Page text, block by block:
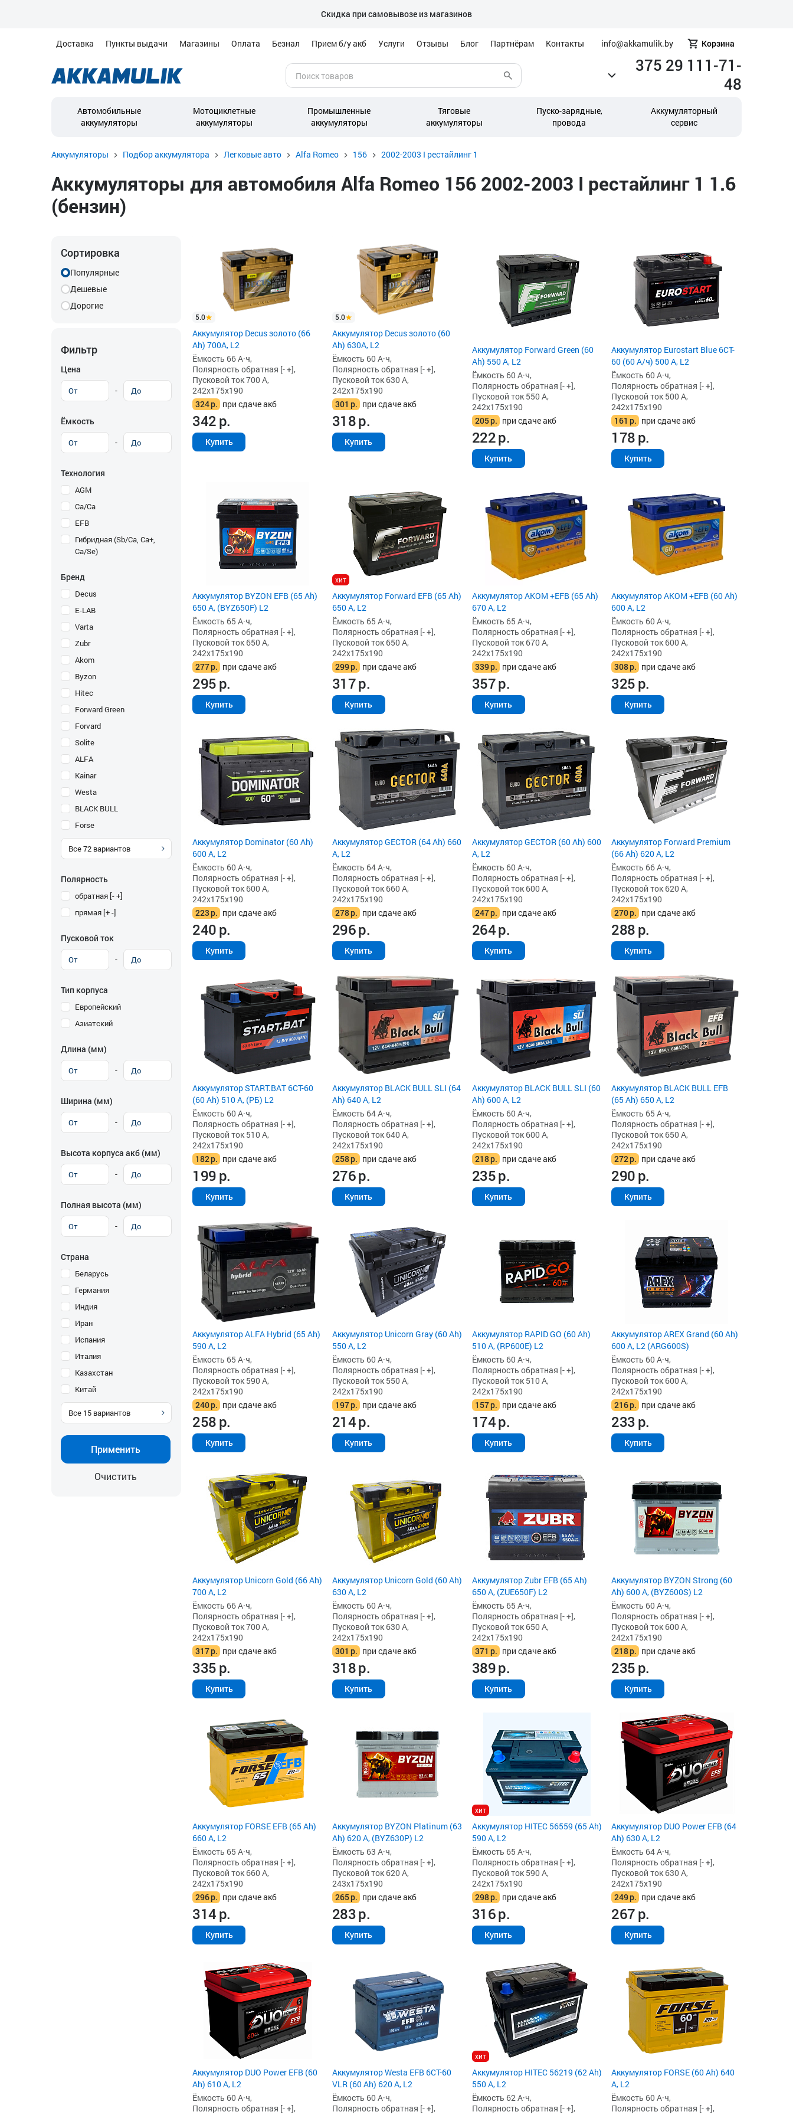
Скидка при самовывозе из магазинов
Доставка Пункты выдачи Магазины Оплата Безнал Прием б/у акб Услуги Отзывы Блог Партнёрам Контакты info@akkamulik.by Корзина
375 29 111-71-
48
Автомобильные
аккумуляторы
Мотоциклетные
аккумуляторы
Промышленные
аккумуляторы
Тяговые
аккумуляторы
Пуско-зарядные,
провода
Аккумуляторный
сервис
Аккумуляторы Подбор аккумулятора Легковые авто Alfa Romeo 156 2002-2003 I рестайлинг 1
Аккумуляторы для автомобиля Alfa Romeo 156 2002-2003 I рестайлинг 1 1.6
(бензин)
Сортировка
Популярные
Дешевые
Дорогие
Фильтр
Цена
-
Ёмкость
-
Технология
AGM
Ca/Ca
EFB
Гибридная (Sb/Ca, Ca+,
Ca/Se)
Бренд
Decus
E-LAB
Varta
Zubr
Akom
Byzon
Hitec
Forward Green
Forvard
Solite
ALFA
Kainar
Westa
BLACK BULL
Forse
Все72 вариантов
Полярность
обратная [- +]
прямая [+ -]
Пусковой ток
-
Тип корпуса
Европейский
Азиатский
Длина (мм)
-
Ширина (мм)
-
Высота корпуса акб (мм)
-
Полная высота (мм)
-
Страна
Беларусь
Германия
Индия
Иран
Испания
Италия
Казахстан
Китай
Все 15 вариантов
Применить
Очистить
5.0
Аккумулятор Decus золото (66
Ah) 700A, L2
Ёмкость 66 А·ч,
Полярность обратная [- +],
Пусковой ток 700 А,
242x175x190
324р. при сдаче акб
342р.
Купить
5.0
Аккумулятор Decus золото (60
Ah) 630A, L2
Ёмкость 60 А·ч,
Полярность обратная [- +],
Пусковой ток 630 А,
242x175x190
301 р. при сдаче акб
318р.
Купить
Аккумулятор Forward Green (60
Ah) 550 А, L2
Ёмкость 60 А·ч,
Полярность обратная [- +],
Пусковой ток 550 А,
242x175x190
205р. при сдаче акб
222р.
Купить
Аккумулятор Eurostart Blue 6CT-
60 (60 А/ч) 500 А, L2
Ёмкость 60 А·ч,
Полярность обратная [- +],
Пусковой ток 500 А,
242x175x190
161 р. при сдаче акб
178р.
Купить
Аккумулятор BYZON EFB (65 Ah)
650 А, (BYZ650F) L2
Ёмкость 65 А·ч,
Полярность обратная [- +],
Пусковой ток 650 А,
242x175x190
277р. при сдаче акб
295р.
Купить
хит
Аккумулятор Forward EFB (65 Ah)
650 А, L2
Ёмкость 65 А·ч,
Полярность обратная [- +],
Пусковой ток 650 А,
242x175x190
299р. при сдаче акб
317р.
Купить
Аккумулятор AKOM +EFB (65 Ah)
670 А, L2
Ёмкость 65 А·ч,
Полярность обратная [- +],
Пусковой ток 670 А,
242x175x190
339р. при сдаче акб
357р.
Купить
Аккумулятор AKOM +EFB (60 Ah)
600 А, L2
Ёмкость 60 А·ч,
Полярность обратная [- +],
Пусковой ток 600 А,
242x175x190
308р. при сдаче акб
325р.
Купить
Аккумулятор Dominator (60 Ah)
600 А, L2
Ёмкость 60 А·ч,
Полярность обратная [- +],
Пусковой ток 600 А,
242x175x190
223р. при сдаче акб
240р.
Купить
Аккумулятор GECTOR (64 Ah) 660
А, L2
Ёмкость 64 А·ч,
Полярность обратная [- +],
Пусковой ток 660 А,
242x175x190
278р. при сдаче акб
296р.
Купить
Аккумулятор GECTOR (60 Ah) 600
А, L2
Ёмкость 60 А·ч,
Полярность обратная [- +],
Пусковой ток 600 А,
242x175x190
247р. при сдаче акб
264р.
Купить
Аккумулятор Forward Premium
(66 Ah) 620 А, L2
Ёмкость 66 А·ч,
Полярность обратная [- +],
Пусковой ток 620 А,
242x175x190
270р. при сдаче акб
288р.
Купить
Аккумулятор START.BAT 6СТ-60
(60 Ah) 510 А, (РБ) L2
Ёмкость 60 А·ч,
Полярность обратная [- +],
Пусковой ток 510 А,
242x175x190
182р. при сдаче акб
199р.
Купить
Аккумулятор BLACK BULL SLI (64
Ah) 640 А, L2
Ёмкость 64 А·ч,
Полярность обратная [- +],
Пусковой ток 640 А,
242x175x190
258р. при сдаче акб
276р.
Купить
Аккумулятор BLACK BULL SLI (60
Ah) 600 А, L2
Ёмкость 60 А·ч,
Полярность обратная [- +],
Пусковой ток 600 А,
242x175x190
218р. при сдаче акб
235р.
Купить
Аккумулятор BLACK BULL EFB
(65 Ah) 650 А, L2
Ёмкость 65 А·ч,
Полярность обратная [- +],
Пусковой ток 650 А,
242x175x190
272р. при сдаче акб
290р.
Купить
Аккумулятор ALFA Hybrid (65 Ah)
590 А, L2
Ёмкость 65 А·ч,
Полярность обратная [- +],
Пусковой ток 590 А,
242x175x190
240р. при сдаче акб
258р.
Купить
Аккумулятор Unicorn Gray (60 Ah)
550 А, L2
Ёмкость 60 А·ч,
Полярность обратная [- +],
Пусковой ток 550 А,
242x175x190
197р. при сдаче акб
214р.
Купить
Аккумулятор RAPID GO (60 Ah)
510 А, (RP600E) L2
Ёмкость 60 А·ч,
Полярность обратная [- +],
Пусковой ток 510 А,
242x175x190
157р. при сдаче акб
174р.
Купить
Аккумулятор AREX Grand (60 Ah)
600 А, L2 (ARG600S)
Ёмкость 60 А·ч,
Полярность обратная [- +],
Пусковой ток 600 А,
242x175x190
216р. при сдаче акб
233р.
Купить
Аккумулятор Unicorn Gold (66 Ah)
700 А, L2
Ёмкость 66 А·ч,
Полярность обратная [- +],
Пусковой ток 700 А,
242x175x190
317р. при сдаче акб
335р.
Купить
Аккумулятор Unicorn Gold (60 Ah)
630 А, L2
Ёмкость 60 А·ч,
Полярность обратная [- +],
Пусковой ток 630 А,
242x175x190
301 р. при сдаче акб
318р.
Купить
Аккумулятор Zubr EFB (65 Ah)
650 А, (ZUE650F) L2
Ёмкость 65 А·ч,
Полярность обратная [- +],
Пусковой ток 650 А,
242x175x190
371 р. при сдаче акб
389р.
Купить
Аккумулятор BYZON Strong (60
Ah) 600 А, (BYZ600S) L2
Ёмкость 60 А·ч,
Полярность обратная [- +],
Пусковой ток 600 А,
242x175x190
218р. при сдаче акб
235р.
Купить
Аккумулятор FORSE EFB (65 Ah)
660 А, L2
Ёмкость 65 А·ч,
Полярность обратная [- +],
Пусковой ток 660 А,
242x175x190
296р. при сдаче акб
314р.
Купить
Аккумулятор BYZON Platinum (63
Ah) 620 А, (BYZ630P) L2
Ёмкость 63 А·ч,
Полярность обратная [- +],
Пусковой ток 620 А,
243x175x190
265р. при сдаче акб
283р.
Купить
хит
Аккумулятор HITEC 56559 (65 Ah)
590 А, L2
Ёмкость 65 А·ч,
Полярность обратная [- +],
Пусковой ток 590 А,
242x175x190
298р. при сдаче акб
316р.
Купить
Аккумулятор DUO Power EFB (64
Ah) 630 А, L2
Ёмкость 64 А·ч,
Полярность обратная [- +],
Пусковой ток 630 А,
242x175x190
249р. при сдаче акб
267р.
Купить
Аккумулятор DUO Power EFB (60
Ah) 610 А, L2
Ёмкость 60 А·ч,
Полярность обратная [- +],
Аккумулятор Westa EFB 6СТ-60
VLR (60 Ah) 620 А, L2
Ёмкость 60 А·ч,
Полярность обратная [- +],
хит
Аккумулятор HITEC 56219 (62 Ah)
550 А, L2
Ёмкость 62 А·ч,
Полярность обратная [- +],
Аккумулятор FORSE (60 Ah) 640
А, L2
Ёмкость 60 А·ч,
Полярность обратная [- +],